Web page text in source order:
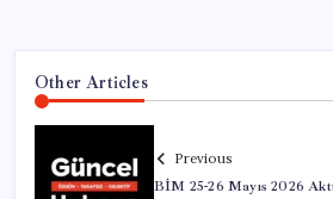
Other Articles
Previous
BİM 25-26 Mayıs 2026